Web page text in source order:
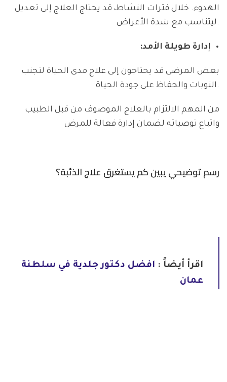
الهدوء. خلال فترات النشاط، قد يحتاج العلاج إلى تعديل
ليتناسب مع شدة الأعراض.
إدارة طويلة الأمد:
النوبات والحفاظ على جودة الحياة.
من المهم الالتزام بالعلاج الموصوف من قبل الطبيب
واتباع توصياته لضمان إدارة فعالة للمرض
رسم توضيحي يبين كم يستغرق علاج الذئبة؟
اقرأ أيضاً : افضل دكتور جلدية في سلطنة
عمان